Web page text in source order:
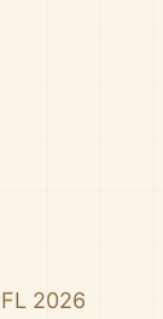
2026